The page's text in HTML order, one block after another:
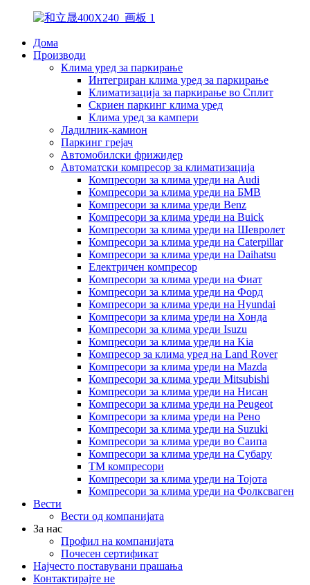
Дома
Производи
Клима уред за паркирање
Интегриран клима уред за паркирање
Климатизација за паркирање во Сплит
Скриен паркинг клима уред
Клима уред за кампери
Ладилник-камион
Паркинг грејач
Автомобилски фрижидер
Автоматски компресор за климатизација
Компресори за клима уреди на Audi
Компресори за клима уреди на БМВ
Компресори за клима уреди Benz
Компресори за клима уреди на Buick
Компресори за клима уреди на Шевролет
Компресори за клима уреди на Caterpillar
Компресори за клима уреди на Daihatsu
Електричен компресор
Компресори за клима уреди на Фиат
Компресори за клима уреди на Форд
Компресори за клима уреди на Hyundai
Компресори за клима уреди на Хонда
Компресори за клима уреди Isuzu
Компресори за клима уреди на Kia
Компресор за клима уред на Land Rover
Компресори за клима уреди на Mazda
Компресори за клима уреди Mitsubishi
Компресори за клима уреди на Нисан
Компресори за клима уреди на Peugeot
Компресори за клима уреди на Рено
Компресори за клима уреди на Suzuki
Компресори за клима уреди во Саипа
Компресори за клима уреди на Субару
ТМ компресори
Компресори за клима уреди на Тојота
Компресори за клима уреди на Фолксваген
Вести
Вести од компанијата
За нас
Профил на компанијата
Почесен сертификат
Најчесто поставувани прашања
Контактирајте не